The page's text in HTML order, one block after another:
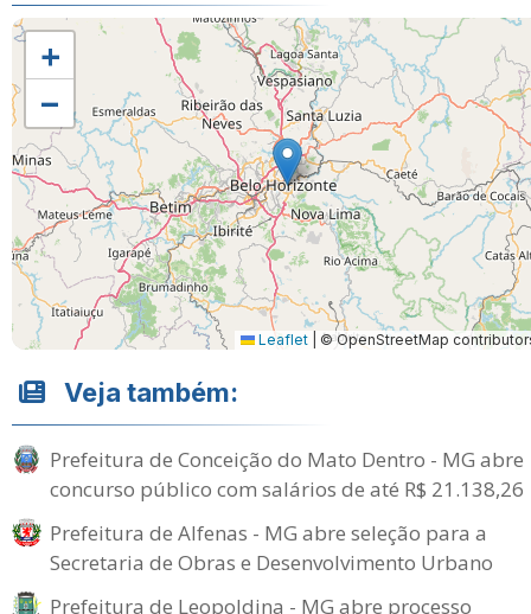
+
−
Leaflet © OpenStreetMap
Veja também:
Prefeitura de Conceição do Mato Dentro - MG abre
concurso público com salários de até R$ 21.138,26
Prefeitura de Alfenas - MG abre seleção para a
Secretaria de Obras e Desenvolvimento Urbano
Prefeitura de Leopoldina - MG abre processo